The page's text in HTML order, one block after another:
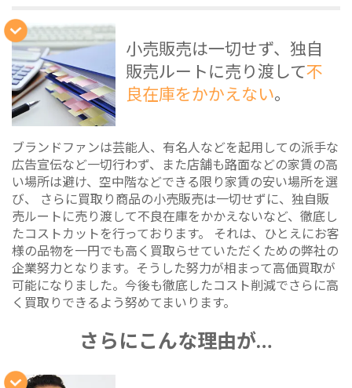
小売販売は一切せず、独自
販売ルートに売り渡して不
良在庫をかかえない。
ブランドファンは芸能人、有名人などを起用しての派手な
広告宣伝など一切行わず、また店舗も路面などの家賃の高
い場所は避け、空中階などできる限り家賃の安い場所を選
び、 さらに買取り商品の小売販売は一切せずに、独自販
売ルートに売り渡して不良在庫をかかえないなど、徹底し
たコストカットを行っております。 それは、ひとえにお客
様の品物を一円でも高く買取らせていただくための弊社の
企業努力となります。そうした努力が相まって高価買取が
可能になりました。今後も徹底したコスト削減でさらに高
く買取りできるよう努めてまいります。
さらにこんな理由が…